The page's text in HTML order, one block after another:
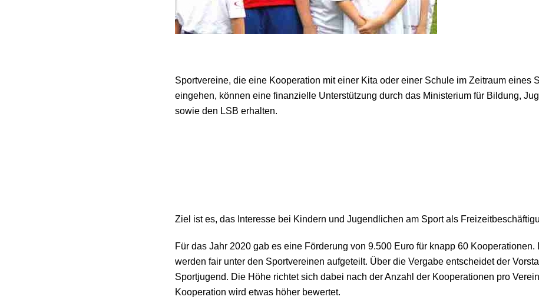
Sportvereine, die eine Kooperation mit einer Kita oder einer Schule im Zeitraum eines
eingehen, können eine finanzielle Unterstützung durch das Ministerium für Bildung,
sowie den LSB erhalten.
Ziel ist es, das Interesse bei Kindern und Jugendlichen am Sport als
Für das Jahr 2020 gab es eine Förderung von 9.500 Euro für knapp 60
werden fair unter den Sportvereinen aufgeteilt. Über die Vergabe entscheidet der
Sportjugend. Die Höhe richtet sich dabei nach der Anzahl der Kooperationen pro
Kooperation wird etwas höher bewertet.